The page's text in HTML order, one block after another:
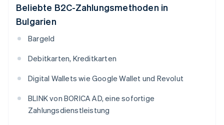
Beliebte B2C-Zahlungsmethoden in
Bulgarien
Bargeld
Debitkarten, Kreditkarten
Digital Wallets wie Google Wallet und Revolut
BLINK von BORICA AD, eine sofortige
Zahlungsdienstleistung